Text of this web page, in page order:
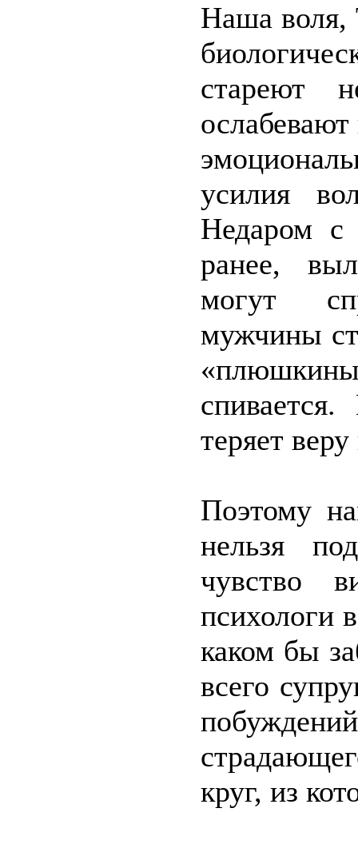
Наша воля,
стареют
усилия
Недаром с
ранее,
могут
мужчины
теряет
Поэтому
нельзя
чувство
психологи
каком бы
всего
круг, из